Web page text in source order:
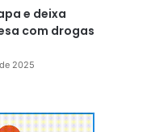
e deixa
com drogas
2025